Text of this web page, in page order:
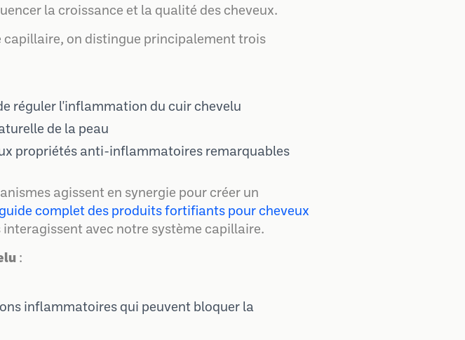
la croissance et la qualité des cheveux.
capillaire, on distingue principalement trois
réguler l'inflammation du cuir chevelu
de la peau
propriétés anti-inflammatoires remarquables
agissent en synergie pour créer un
complet des produits fortifiants pour cheveux
avec notre système capillaire.
:
inflammatoires qui peuvent bloquer la